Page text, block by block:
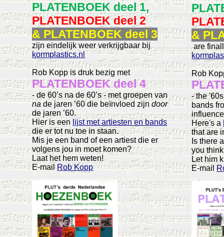
PLATENBOEK deel 1,
PLATENBOEK deel 2
& PLATENBOEK deel 3
zijn eindelijk weer verkrijgbaar bij
kormplastics.nl
Rob Kopp is druk bezig met
PLATENBOEK deel 4
-de 60’s na de 60’s - met groepen van
nade jaren ’60 die beïnvloed zijndoor
de jaren ’60.
Hier is eenlijst met artiesten en bands
die er tot nu toe in staan.
Mis je een band of een artiest die er
volgens jou in moet komen?
Laat het hem weten!
E-mailRob Kopp
&
are
Rob
- the
bands
Here's a
that are
Is there
you
Let him
E-mail